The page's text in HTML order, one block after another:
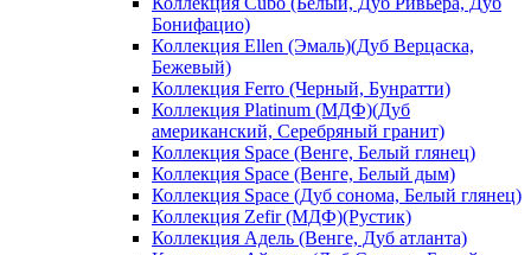
Бонифацио)
Коллекция Ellen (Эмаль)(Дуб Верцаска,
Бежевый)
Коллекция Ferro (Черный, Бунратти)
Коллекция Platinum (МДФ)(Дуб
американский, Серебряный гранит)
Коллекция Space (Венге, Белый глянец)
Коллекция Space (Венге, Белый дым)
Коллекция Space (Дуб сонома, Белый глянец)
Коллекция Zefir (МДФ)(Рустик)
Коллекция Адель (Венге, Дуб атланта)